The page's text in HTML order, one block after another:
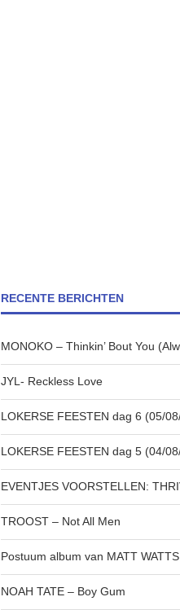
RECENTE BERICHTEN
MONOKO – Thinkin’ Bout You
JYL- Reckless Love
LOKERSE FEESTEN dag 6 (05/
LOKERSE FEESTEN dag 5 (04/
EVENTJES VOORSTELLEN:
TROOST – Not All Men
Postuum album van MATT
NOAH TATE – Boy Gum